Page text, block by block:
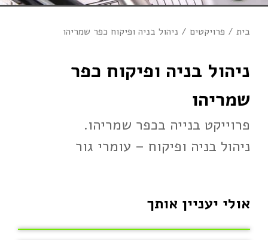
בית פרויקטים ניהול בניה ופיקוח כפר שמריהו
ניהול בניה ופיקוח כפר
שמריהו
פרוייקט בנייה בכפר שמריהו.
ניהול בניה ופיקוח – עומרי גור
אולי יעניין אותך
בית פרטי על נחלה בכפר אזר